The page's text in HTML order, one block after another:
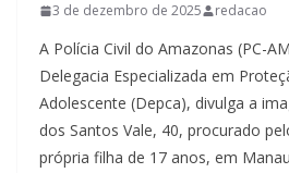
3 de dezembro de 2025 redacao
A Polícia Civil do Amazonas (PC-
Delegacia Especializada em
Adolescente (Depca), divulga a
dos Santos Vale, 40, procurado
própria filha de 17 anos, em